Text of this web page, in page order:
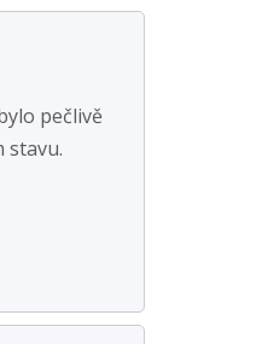
pečlivě
stavu.